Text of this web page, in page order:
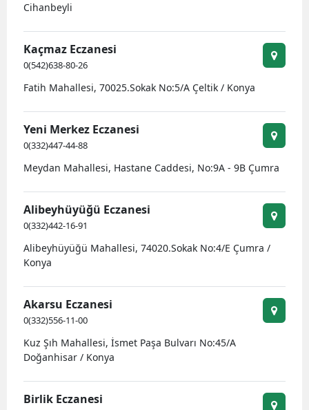
Cihanbeyli
Kaçmaz Eczanesi
0(542)638-80-26
Fatih Mahallesi, 70025.Sokak No:5/A Çeltik / Konya
Yeni Merkez Eczanesi
0(332)447-44-88
Meydan Mahallesi, Hastane Caddesi, No:9A - 9B Çumra
Alibeyhüyüğü Eczanesi
0(332)442-16-91
Alibeyhüyüğü Mahallesi, 74020.Sokak No:4/E Çumra /
Konya
Akarsu Eczanesi
0(332)556-11-00
Kuz Şıh Mahallesi, İsmet Paşa Bulvarı No:45/A
Doğanhisar / Konya
Birlik Eczanesi